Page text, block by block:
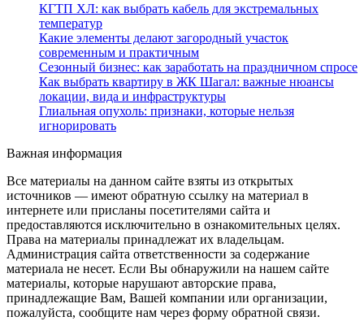
КГТП ХЛ: как выбрать кабель для экстремальных
температур
Какие элементы делают загородный участок
современным и практичным
Сезонный бизнес: как заработать на праздничном спросе
Как выбрать квартиру в ЖК Шагал: важные нюансы
локации, вида и инфраструктуры
Глиальная опухоль: признаки, которые нельзя
игнорировать
Важная информация
Все материалы на данном сайте взяты из открытых
источников — имеют обратную ссылку на материал в
интернете или присланы посетителями сайта и
предоставляются исключительно в ознакомительных целях.
Права на материалы принадлежат их владельцам.
Администрация сайта ответственности за содержание
материала не несет. Если Вы обнаружили на нашем сайте
материалы, которые нарушают авторские права,
принадлежащие Вам, Вашей компании или организации,
пожалуйста, сообщите нам через форму обратной связи.